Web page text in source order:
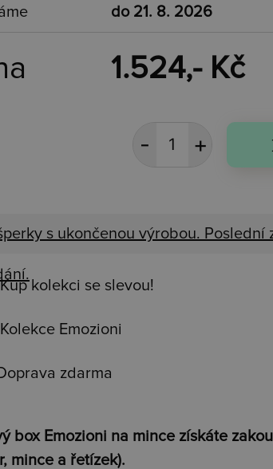
do 21. 8. 2026
1.524,- Kč
s ukončenou výrobou. Poslední
Kup kolekci se slevou!
Kolekce Emozioni
zdarma
box Emozioni na mince získáte
mince a řetízek).